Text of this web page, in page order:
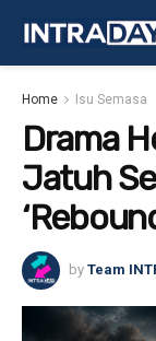
Home Isu Semasa
Drama
Jatuh
by Team